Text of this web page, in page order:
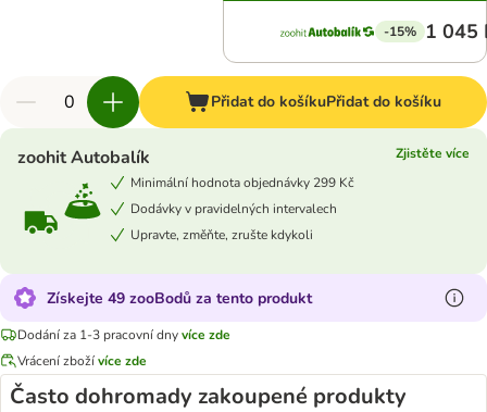
-15% 1 045
Přidat do košíkuPřidat do košíku
zoohit Autobalík
Zjistěte více
Minimální hodnota objednávky 299 Kč
Dodávky v pravidelných intervalech
Upravte, změňte, zrušte kdykoli
Získejte 49 zooBodů za tento produkt
Dodání za 1-3 pracovní dnyvíce zde
Vrácení zbožívíce zde
Často dohromady zakoupené produkty